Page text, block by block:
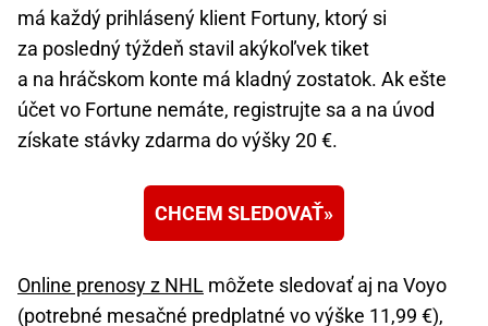
má každý prihlásený klient Fortuny, ktorý si
za posledný týždeň stavil akýkoľvek tiket
a na hráčskom konte má kladný zostatok. Ak ešte
účet vo Fortune nemáte, registrujte sa a na úvod
získate stávky zdarma do výšky 20 €.
CHCEM SLEDOVAŤ
Online prenosy z NHL môžete sledovať aj na Voyo
(potrebné mesačné predplatné vo výške 11,99 €),